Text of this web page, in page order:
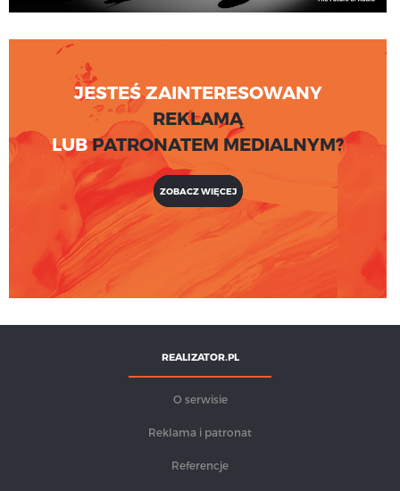
JESTEŚ ZAINTERESOWANY
REKLAMĄ
LUBPATRONATEM MEDIALNYM?
ZOBACZ WIĘCEJ
REALIZATOR.PL
O serwisie
Reklama i patronat
Referencje